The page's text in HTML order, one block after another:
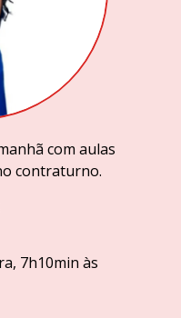
com aulas
contraturno.
7h10min às